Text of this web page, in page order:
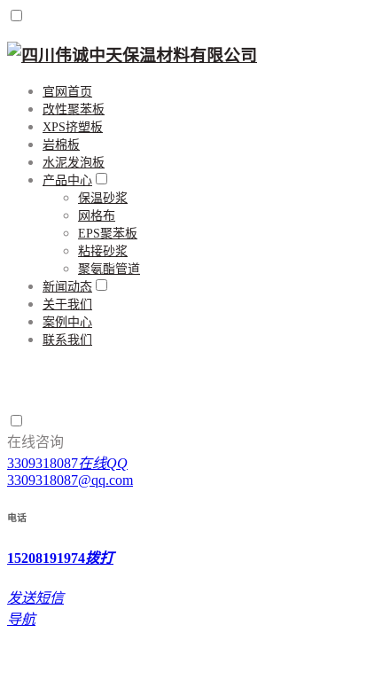
官网首页
改性聚苯板
XPS挤塑板
岩棉板
水泥发泡板
产品中心
保温砂浆
网格布
EPS聚苯板
粘接砂浆
聚氨酯管道
新闻动态
关于我们
案例中心
联系我们
在线咨询
3309318087在线QQ
3309318087@qq.com
电话
15208191974拨打
发送短信
导航